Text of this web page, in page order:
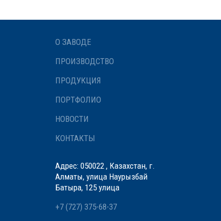
О ЗАВОДЕ
ПРОИЗВОДСТВО
ПРОДУКЦИЯ
ПОРТФОЛИО
НОВОСТИ
КОНТАКТЫ
Адрес: 050022 , Казахстан, г.
Алматы, улица Наурызбай
Батыра, 125 улица
+7 (727) 375-68-37